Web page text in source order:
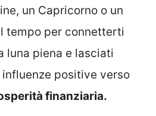
un Capricorno o un
tempo per connetterti
luna piena e lasciati
positive verso
finanziaria.